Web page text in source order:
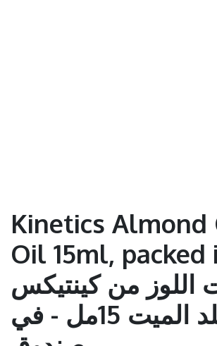
Kinetics Almond
Oil 15ml,
اللوز من كينتيكس
للجلد الميت 15مل - في